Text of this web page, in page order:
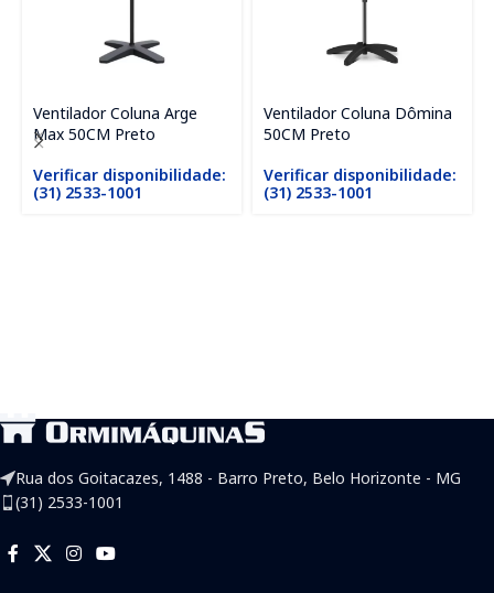
Ventilador Coluna Arge
Max 50CM Preto
Verificar disponibilidade:
(31) 2533-1001
Ventilador Coluna Dômina
50CM Preto
Verificar disponibilidade:
(31) 2533-1001
Rua dos Goitacazes, 1488 - Barro Preto, Belo Horizonte - MG
(31) 2533-1001